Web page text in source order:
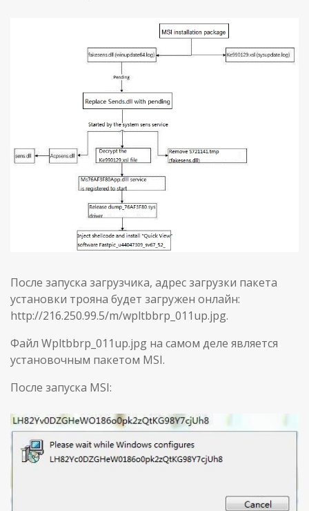
После запуска загрузчика, адрес загрузки пакета
установки трояна будет загружен онлайн:
http://216.250.99.5/m/wpltbbrp_011up.jpg.
Файл Wpltbbrp_011up.jpg на самом деле является
установочным пакетом MSI.
После запуска MSI: